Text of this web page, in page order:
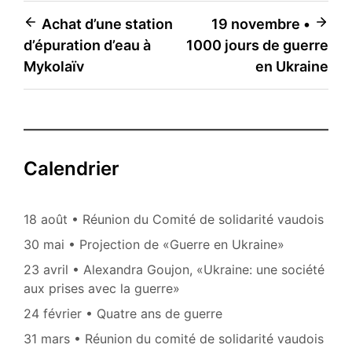
Navigation
de
l’article
Achat d’une station
d’épuration d’eau à
Mykolaïv
19 novembre •
1000 jours de guerre
en Ukraine
Calendrier
18 août • Réunion du Comité de solidarité vaudois
30 mai • Projection de «Guerre en Ukraine»
23 avril • Alexandra Goujon, «Ukraine: une société
aux prises avec la guerre»
24 février • Quatre ans de guerre
31 mars • Réunion du comité de solidarité vaudois